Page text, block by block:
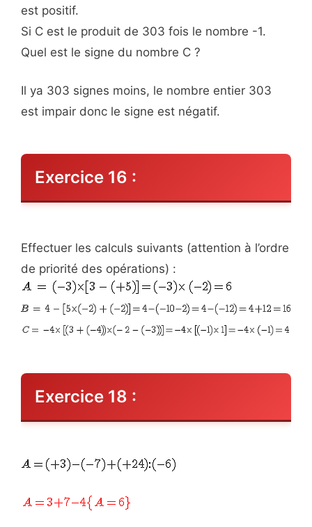
est positif.
Si C est le produit de 303 fois le nombre -1.
Quel est le signe du nombre C ?
Il ya 303 signes moins, le nombre entier 303
est impair donc le signe est négatif.
Exercice 16 :
Effectuer les calculs suivants (attention à l’ordre
de priorité des opérations) :
Exercice 18 :